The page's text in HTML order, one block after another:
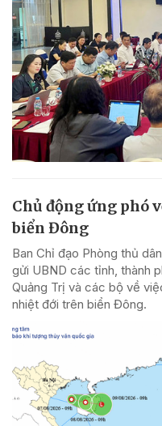
Chủ động ứng phó
biển Đông
Ban Chỉ đạo Phòng thủ
gửi UBND các tỉnh, thành
Quảng Trị và các bộ về
nhiệt đới trên biển Đông.